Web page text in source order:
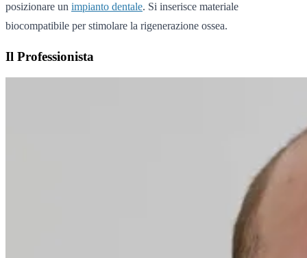
posizionare un impianto dentale. Si inserisce materiale
biocompatibile per stimolare la rigenerazione ossea.
Il Professionista